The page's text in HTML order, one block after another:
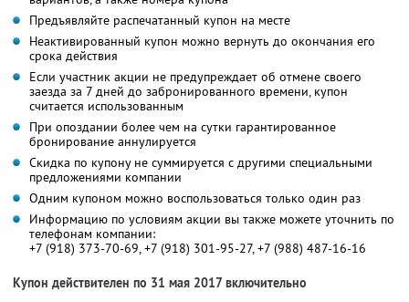
Предъявляйте распечатанный купон на месте
Неактивированный купон можно вернуть до окончания его
срока действия
Если участник акции не предупреждает об отмене своего
заезда за 7 дней до забронированного времени, купон
считается использованным
При опоздании более чем на сутки гарантированное
бронирование аннулируется
Скидка по купону не суммируется с другими специальными
предложениями компании
Одним купоном можно воспользоваться только один раз
Информацию по условиям акции вы также можете уточнить по
телефонам компании:
+7 (918) 373-70-69, +7 (918) 301-95-27, +7 (988) 487-16-16
Купон действителен по 31 мая 2017 включительно